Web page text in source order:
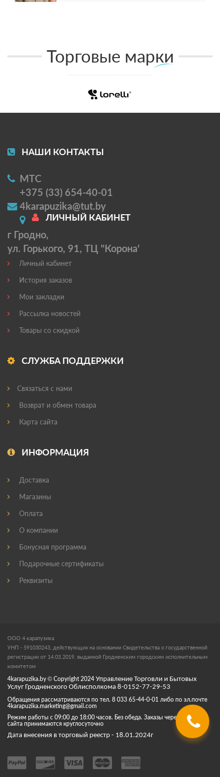
Торговые марки
НАШИ КОНТАКТЫ
МТС
+375 (33) 654-40-01
4karapuzika@tut.by
г Гродно,
ул. Горького, 91, ТЦ "Корона'
ЛИЧНЫЙ КАБИНЕТ
Личный кабинет
История заказов
Мои закладки
Рассылка новостей
Товары со скидкой
СЛУЖБА ПОДДЕРЖКИ
Связаться с нами
Возврат и обмен товара
Карта сайта
ИНФОРМАЦИЯ
Доставка
Магазины
Оплата
О компании
Бонусная программа
Подарочные сертификаты
Реквизиты
ООО 4 карапузика
УНП - 591030243, действующих на основании Свидетельства о государственной
регистрации от 14.03.2019, выданной Гродненским городским исполнительным
комитетом
4karapuzika.by © Copyright 2024 Управление Торговли и Бытовых
Услуг Гродненского Облисполкома 8-0152-77-29-53
Обращения рассматриваются по тел. 8 033 65-44-0-01 либо по эл.почте
4karapuzika.marketing@gmail.com
Режим работы с 09:00 до 18:00 часов. Без обеда. Заказы через корзину
сайта принимаются круглосуточно
Дата внесения в торговый реестр - 18.01.2024г